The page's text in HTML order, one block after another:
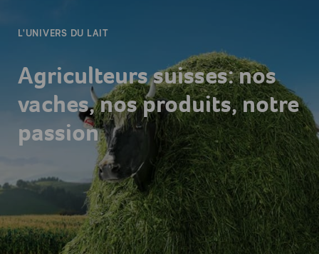
L'UNIVERS DU LAIT
Agriculteurs suisses: nos
vaches, nos produits, notre
passion